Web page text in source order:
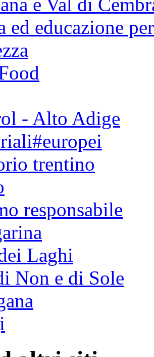
e Val di
ed educazione
- Alto Adige
trentino
responsabile
Laghi
Non e di Sole